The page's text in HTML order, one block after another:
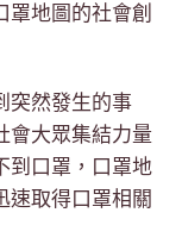
罩地圖的社會創
突然發生的事
會大眾集結力量
到口罩，口罩地
速取得口罩相關